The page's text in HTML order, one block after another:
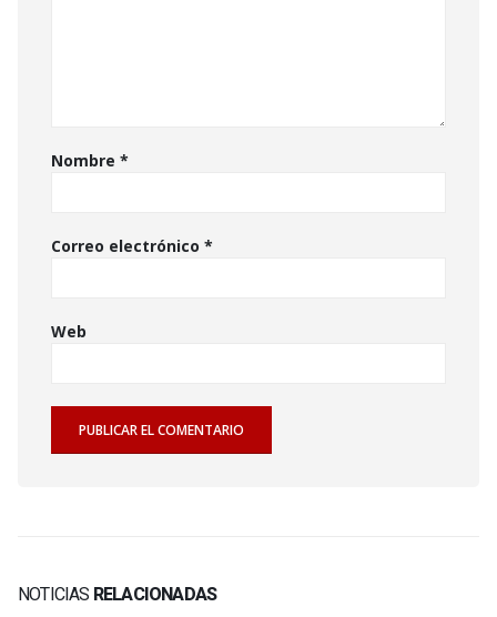
Nombre *
Correo electrónico *
Web
NOTICIAS RELACIONADAS